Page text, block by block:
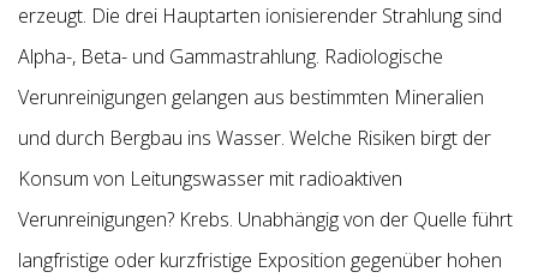
erzeugt. Die drei Hauptarten ionisierender Strahlung sind
Alpha-, Beta- und Gammastrahlung. Radiologische
Verunreinigungen gelangen aus bestimmten Mineralien
und durch Bergbau ins Wasser. Welche Risiken birgt der
Konsum von Leitungswasser mit radioaktiven
Verunreinigungen? Krebs. Unabhängig von der Quelle führt
langfristige oder kurzfristige Exposition gegenüber hohen